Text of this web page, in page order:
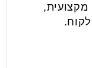
מקצועית,